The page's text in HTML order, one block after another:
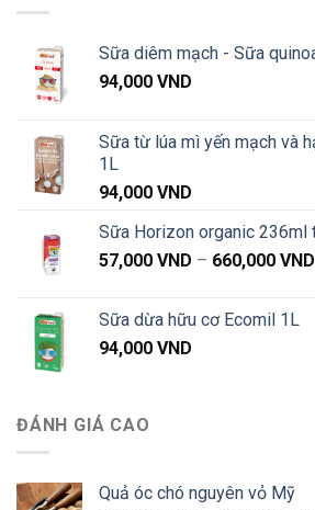
Sữa diêm mạch - Sữa
94,000 VND
Sữa từ lúa mì yến mạch và
1L
94,000 VND
Sữa Horizon organic 236ml
57,000 VND – 660,000 VND
Sữa dừa hữu cơ Ecomil 1L
94,000 VND
ĐÁNH GIÁ CAO
Quả óc chó nguyên vỏ Mỹ